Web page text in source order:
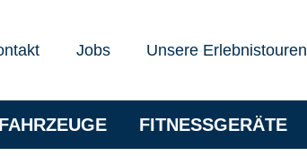
Jobs Unsere Erlebnistouren
FITNESSGERÄTE